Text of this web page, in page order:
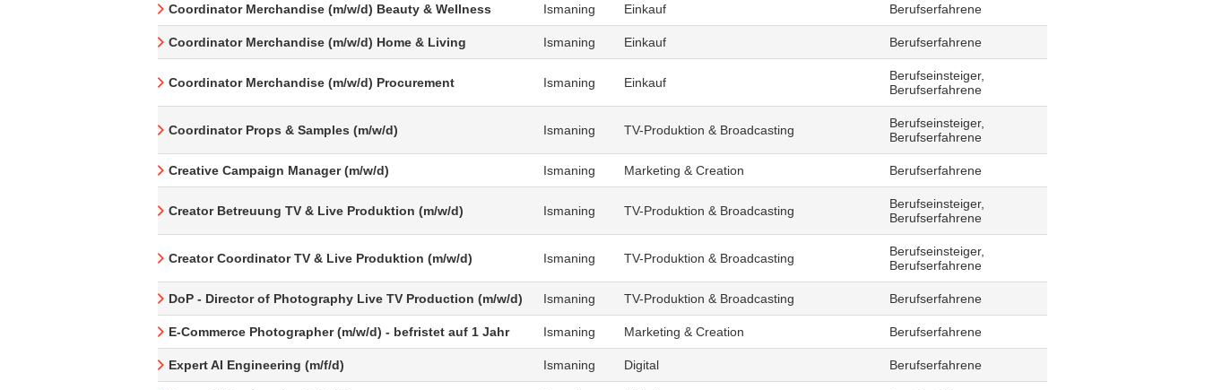
Coordinator Merchandise (m/w/d) Beauty & Wellness Ismaning Einkauf Berufserfahrene
Coordinator Merchandise (m/w/d) Home & Living Ismaning Einkauf Berufserfahrene
Coordinator Merchandise (m/w/d) Procurement Ismaning Einkauf
Berufseinsteiger,
Berufserfahrene
Coordinator Props & Samples (m/w/d) Ismaning TV-Produktion & Broadcasting
Berufseinsteiger,
Berufserfahrene
Creative Campaign Manager (m/w/d) Ismaning Marketing & Creation Berufserfahrene
Creator Betreuung TV & Live Produktion (m/w/d) Ismaning TV-Produktion & Broadcasting
Berufseinsteiger,
Berufserfahrene
Creator Coordinator TV & Live Produktion (m/w/d) Ismaning TV-Produktion & Broadcasting
Berufseinsteiger,
Berufserfahrene
DoP - Director of Photography Live TV Production (m/w/d) Ismaning TV-Produktion & Broadcasting Berufserfahrene
E-Commerce Photographer (m/w/d) - befristet auf 1 Jahr Ismaning Marketing & Creation Berufserfahrene
Expert AI Engineering (m/f/d) Ismaning Digital Berufserfahrene